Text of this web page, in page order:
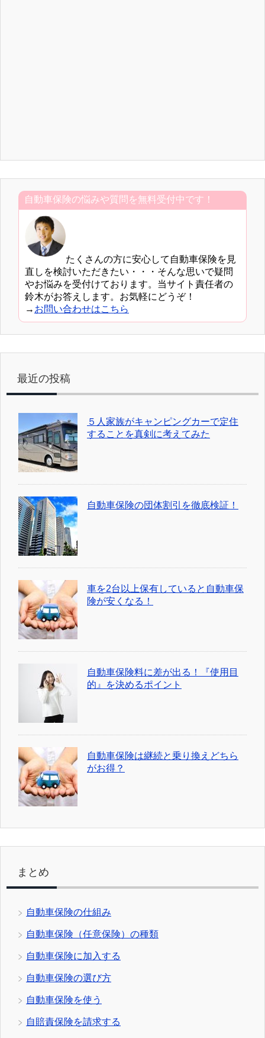
自動車保険の悩みや質問を無料受付中です！
たくさんの方に安心して自動車保険を見
直しを検討いただきたい・・・そんな思いで疑問
やお悩みを受付けております。当サイト責任者の
鈴木がお答えします。お気軽にどうぞ！
→ お問い合わせはこちら
最近の投稿
５人家族がキャンピングカーで定住
することを真剣に考えてみた
自動車保険の団体割引を徹底検証！
車を2台以上保有していると自動車保
険が安くなる！
自動車保険料に差が出る！『使用目
的』を決めるポイント
自動車保険は継続と乗り換えどちら
がお得？
まとめ
自動車保険の仕組み
自動車保険（任意保険）の種類
自動車保険に加入する
自動車保険の選び方
自動車保険を使う
自賠責保険を請求する